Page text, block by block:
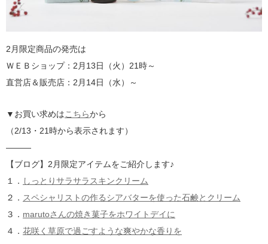
2月限定商品の発売は
ＷＥＢショップ：2月13日（火）21時～
直営店＆販売店：2月14日（水）～
▼お買い求めはこちらから
（2/13・21時から表示されます）
———
【ブログ】2月限定アイテムをご紹介します♪
１． しっとりサラサラスキンクリーム
２． スペシャリストの作るシアバターを使った石鹸とクリーム
３． marutoさんの焼き菓子をホワイトデイに
４． 花咲く草原で過ごすような爽やかな香りを